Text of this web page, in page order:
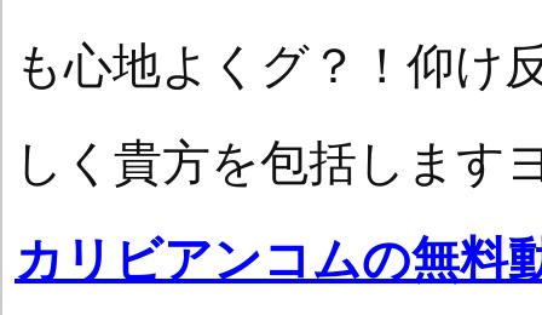
も心地よくグ？！仰け
しく貴方を包括します
カリビアンコムの無料